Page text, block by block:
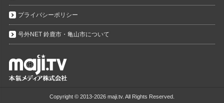
プライバシーポリシー
号外NET 鈴鹿市・亀山市について
Copyright © 2013-2026 maji.tv. All Rights Reserved.